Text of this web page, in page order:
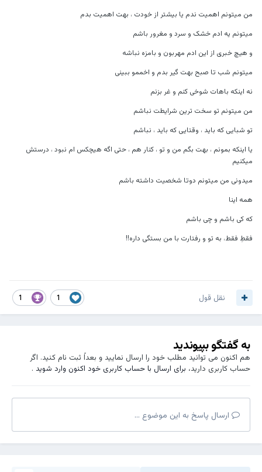
من میتونم اهمیت ندم یا بیشتر از خودت ، بهت اهمیت بدم
میتونم یه ادم خشک و سرد و مغرور باشم
و هیچ خبری از این ادم مهربون و بامزه نباشه
میتونم شب تا صبح بهت گیر بدم و اخممو ببینی
نه اینکه باهات شوخی کنم و غر بزنم
من میتونم تو سخت ترین شرایطت نباشم
تو شبایی که باید ، وقتایی که باید ، نباشم
یا اینکه بمونم ، بهت بگم من و تو ، کنار هم ، حتی اگه هیچکس ام نبود ، درستش
میکنیم
میدونی من میتونم دوتا شخصیت داشته باشم
همه اینا
که کی باشم و چی باشم
فقطِ فقط، به تو و رفتارت با من بستگی داره!!
نقل قول
به گفتگو بپیوندید
هم اکنون می توانید مطلب خود را ارسال نمایید و بعداً ثبت نام کنید. اگر
حساب کاربری دارید، برای ارسال با حساب کاربری خود اکنون وارد شوید.
ارسال پاسخ به این موضوع ...